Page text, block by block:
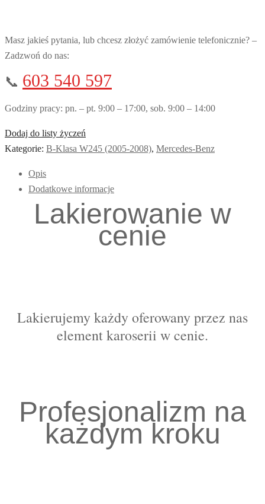
Masz jakieś pytania, lub chcesz złożyć zamówienie telefonicznie? –
Zadzwoń do nas:
📞 603 540 597
Godziny pracy: pn. – pt. 9:00 – 17:00, sob. 9:00 – 14:00
Dodaj do listy życzeń
Kategorie: B-Klasa W245 (2005-2008), Mercedes-Benz
Opis
Dodatkowe informacje
Lakierowanie w
cenie
Lakierujemy każdy oferowany przez nas
element karoserii w cenie.
Profesjonalizm na
każdym kroku